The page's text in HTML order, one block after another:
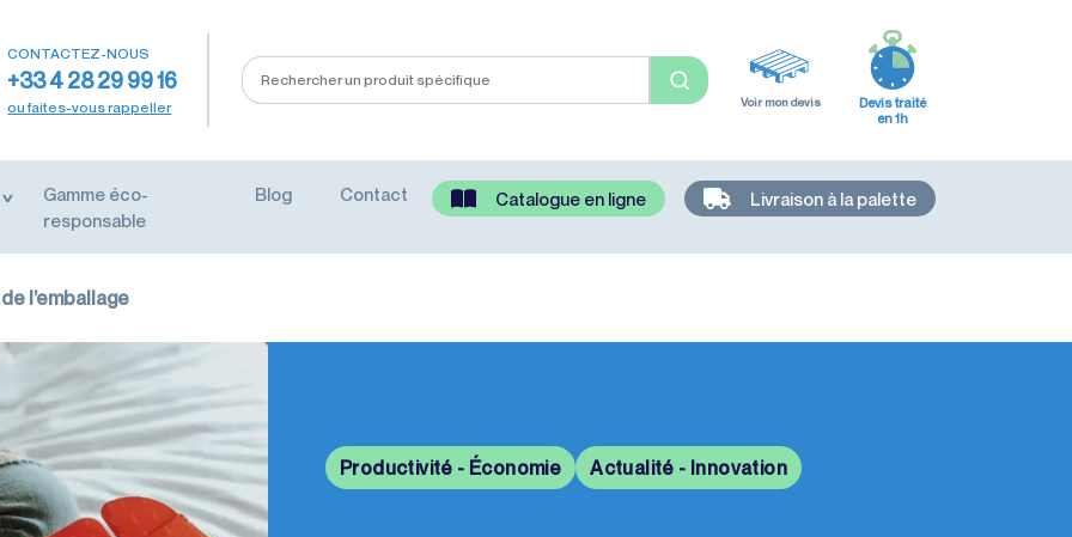
CONTACTEZ-NOUS
+33 4 28 29 99 16
ou faites-vous rappeller Voir mon devis
Devis traité
en 1h
Gamme éco-
responsable
Blog Contact Catalogue en ligne Livraison à la palette
l’emballage
Productivité - Économie Actualité - Innovation